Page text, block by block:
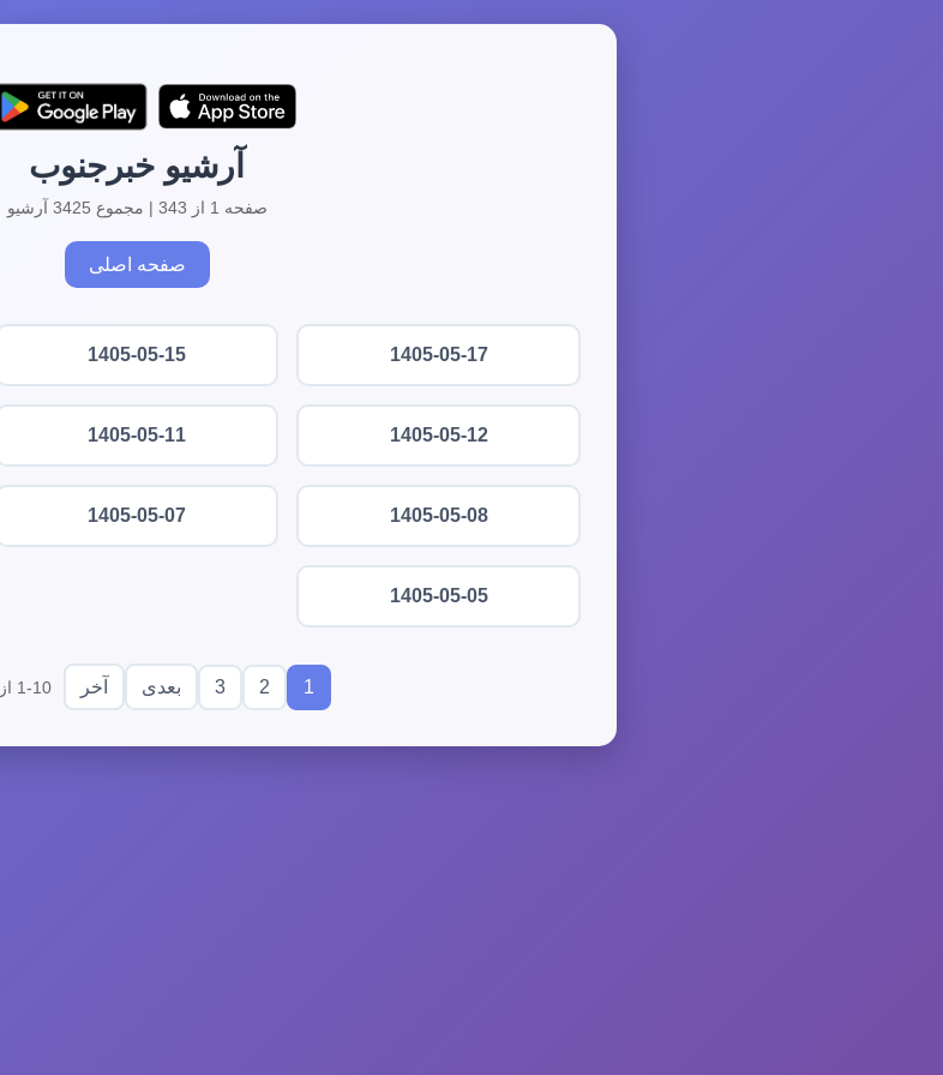
آرشیو خبرجنوب
صفحه 1 از 343 | مجموع 3425 آرشیو
صفحه اصلی
1405-05-17
1405-05-15
1405-05-12
1405-05-11
1405-05-08
1405-05-07
1405-05-05
1
2
3 بعدی آخر 1-10 از 3425